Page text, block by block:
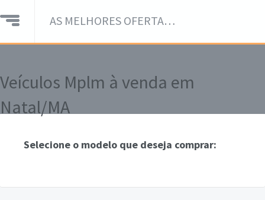
AS MELHORES OFERTAS DE VEÍCULOS EM UM SÓ LUGAR!
Veículos Mplm à venda em
Natal/MA
Selecione o modelo que deseja comprar: